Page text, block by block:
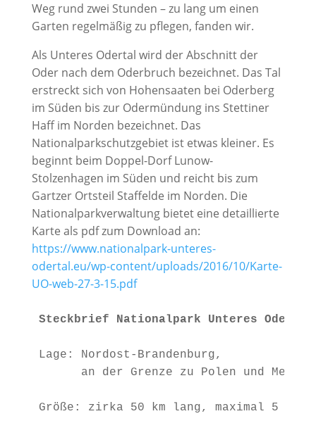
Weg rund zwei Stunden – zu lang um einen
Garten regelmäßig zu pflegen, fanden wir.
Als Unteres Odertal wird der Abschnitt der
Oder nach dem Oderbruch bezeichnet. Das Tal
erstreckt sich von Hohensaaten bei Oderberg
im Süden bis zur Odermündung ins Stettiner
Haff im Norden bezeichnet. Das
Nationalparkschutzgebiet ist etwas kleiner. Es
beginnt beim Doppel-Dorf Lunow-
Stolzenhagen im Süden und reicht bis zum
Gartzer Ortsteil Staffelde im Norden. Die
Nationalparkverwaltung bietet eine detaillierte
Karte als pdf zum Download an:
https://www.nationalpark-unteres-
odertal.eu/wp-content/uploads/2016/10/Karte-
UO-web-27-3-15.pdf
Steckbrief Nationalpark Unteres Odertal
Lage: Nordost-Brandenburg,
an der Grenze zu Polen und
Größe: zirka 50 km lang, maximal 5 km